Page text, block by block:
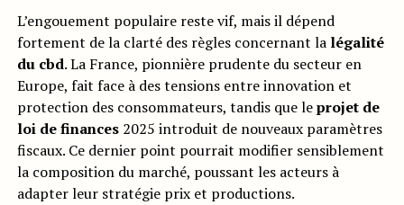
L’engouement populaire reste vif, mais il dépend
fortement de la clarté des règles concernant la légalité
du cbd. La France, pionnière prudente du secteur en
Europe, fait face à des tensions entre innovation et
protection des consommateurs, tandis que leprojet de
loi de finances2025 introduit de nouveaux paramètres
fiscaux. Ce dernier point pourrait modifier sensiblement
la composition du marché, poussant les acteurs à
adapter leur stratégie prix et productions.